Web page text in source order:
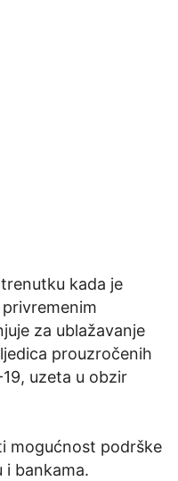
kada je
za ublažavanje
prouzročenih
uzeta u obzir
mogućnost podrške
bankama.